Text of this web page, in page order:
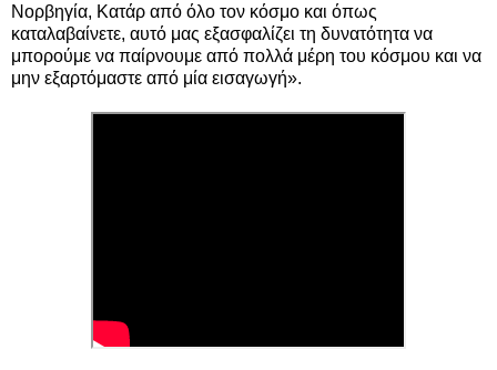
Νορβηγία, Κατάρ από όλο τον κόσμο και όπως
καταλαβαίνετε, αυτό μας εξασφαλίζει τη δυνατότητα να
μπορούμε να παίρνουμε από πολλά μέρη του κόσμου και να
μην εξαρτόμαστε από μία εισαγωγή».